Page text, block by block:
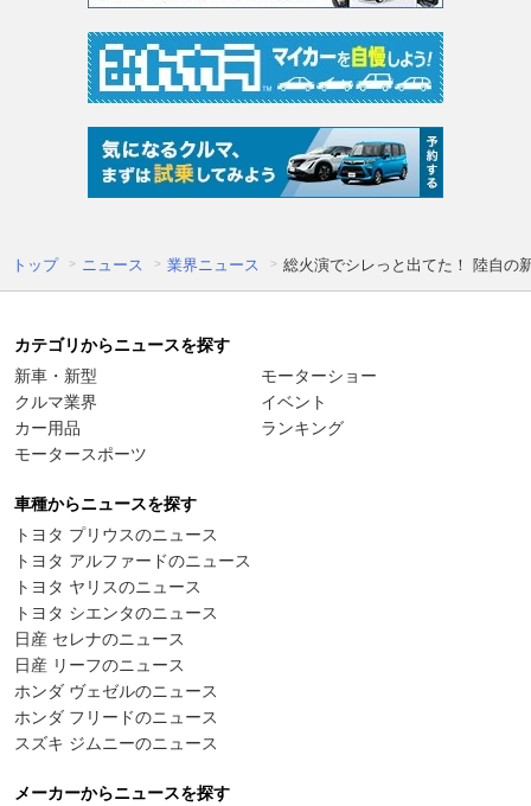
トップ ニュース 業界ニュース 総火演でシレっと出てた！ 陸自の
カテゴリからニュースを探す
新車・新型
クルマ業界
カー用品
モータースポーツ
モーターショー
イベント
ランキング
車種からニュースを探す
トヨタ プリウスのニュース
トヨタ アルファードのニュース
トヨタ ヤリスのニュース
トヨタ シエンタのニュース
日産 セレナのニュース
日産 リーフのニュース
ホンダ ヴェゼルのニュース
ホンダ フリードのニュース
スズキ ジムニーのニュース
メーカーからニュースを探す